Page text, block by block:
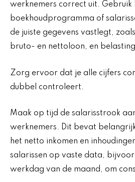
werknemers correct uit. Gebruik
boekhoudprogramma of
de juiste gegevens vastlegt,
bruto- en nettoloon, en
Zorg ervoor dat je alle cijfers
dubbel controleert.
Maak op tijd de salarisstrook
werknemers. Dit bevat
het netto inkomen en
salarissen op vaste data,
werkdag van de maand, om